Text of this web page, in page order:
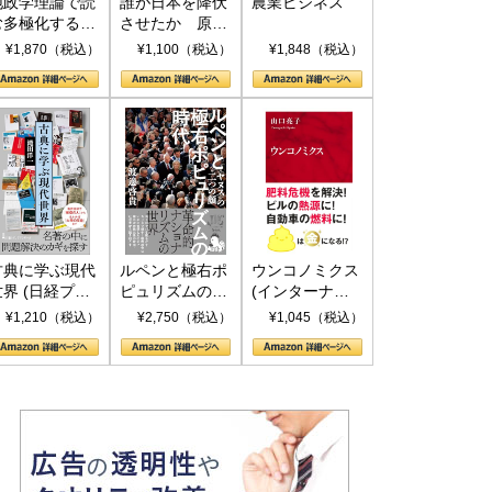
多極化する世
トランプと
¥1,870（税込）
させたか 原爆
投下、ソ連参
(PHP新書)
¥1,100（税込） ¥1,848（税込）
典に学ぶ現代
界 (日経プレ
アシリーズ)
¥1,210（税込）
ルペンと極右ポ
ピュリズムの時
代：〈ヤヌス〉
¥2,750（税込）
ウンコノミクス
(インターナシ
ョナル新書)
¥1,045（税込）